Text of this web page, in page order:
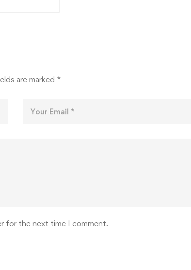
are marked *
for the next time I comment.